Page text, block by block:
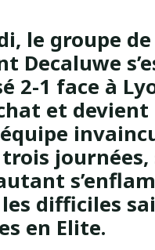
le groupe de
Decaluwe
2-1 face à
et devient
journées,
difficiles
en Elite.